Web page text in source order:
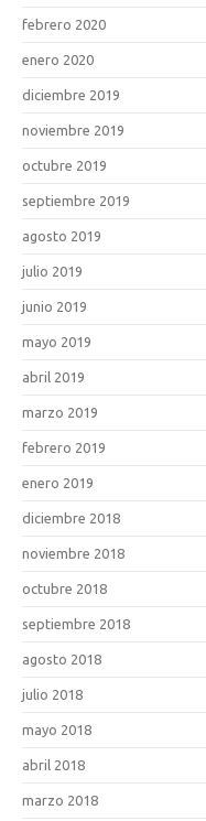
febrero 2020
enero 2020
diciembre 2019
noviembre 2019
octubre 2019
septiembre 2019
agosto 2019
julio 2019
junio 2019
mayo 2019
abril 2019
marzo 2019
febrero 2019
enero 2019
diciembre 2018
noviembre 2018
octubre 2018
septiembre 2018
agosto 2018
julio 2018
mayo 2018
abril 2018
marzo 2018